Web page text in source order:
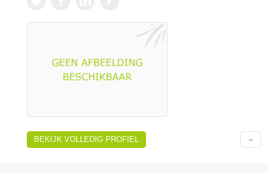
BEKIJK VOLLEDIG PROFIEL